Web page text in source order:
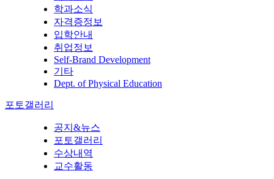
학과소식
자격증정보
입학안내
취업정보
Self-Brand Development
기타
Dept. of Physical Education
포토갤러리
공지&뉴스
포토갤러리
수상내역
교수활동